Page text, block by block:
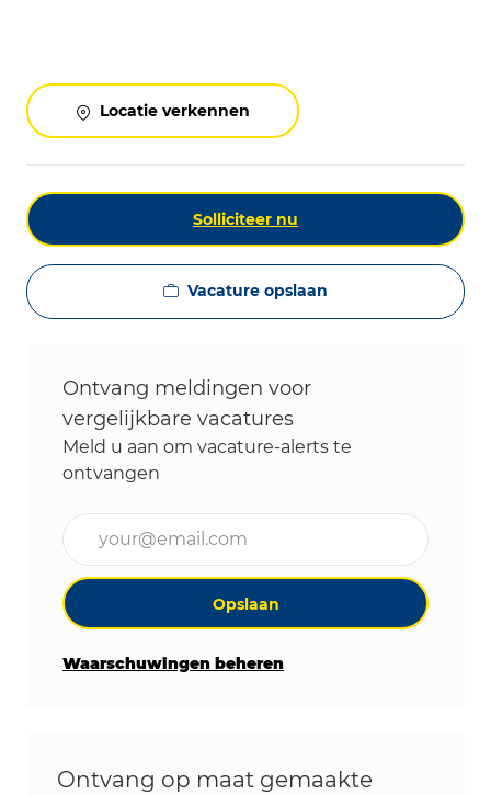
Locatie verkennen
Solliciteer nu
Vacature opslaan
Ontvang meldingen voor
vergelijkbare vacatures
Meld u aan om vacature-alerts te
ontvangen
Opslaan
Waarschuwingen beheren
Ontvang op maat gemaakte